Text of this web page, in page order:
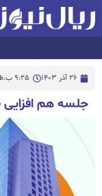
26 آذر 1403 9:25 ب.ظ
جلسه هم افزایی